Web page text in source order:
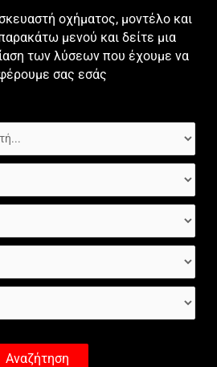
οχήματος, μοντέλο και
μενού και δείτε μια
των λύσεων που έχουμε να
σας εσάς
Αναζήτηση